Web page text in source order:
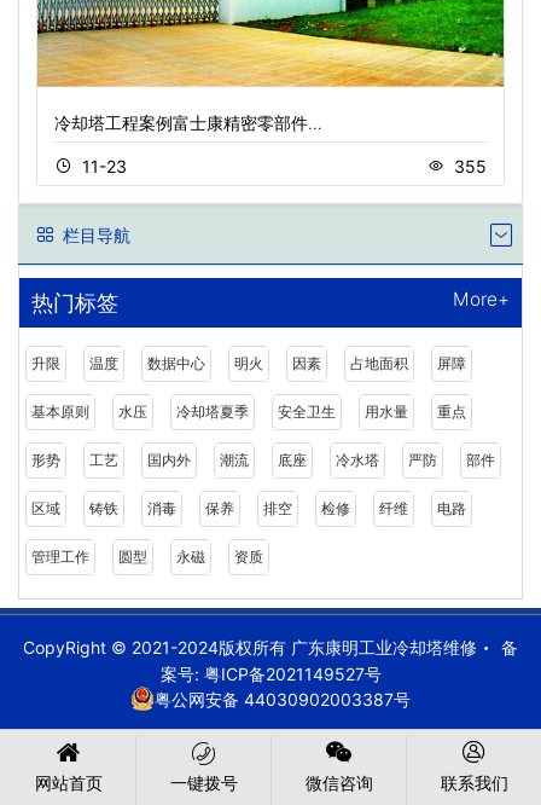
冷却塔工程案例富士康精密零部件…
11-23 355
栏目导航
热门标签 More+
升限 温度 数据中心 明火 因素 占地面积 屏障
基本原则 水压 冷却塔夏季 安全卫生 用水量 重点
形势 工艺 国内外 潮流 底座 冷水塔 严防 部件
区域 铸铁 消毒 保养 排空 检修 纤维 电路
管理工作 圆型 永磁 资质
CopyRight © 2021-2024版权所有 广东康明工业冷却塔维修
备
案号: 粤ICP备2021149527号
粤公网安备 44030902003387号
网站首页 一键拨号 微信咨询 联系我们